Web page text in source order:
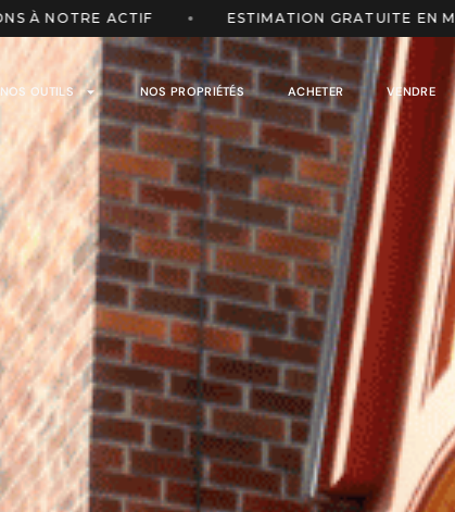
ESTIMATION GRATUITE EN MOINS DE 24 H
NOS OUTILS NOS PROPRIÉTÉS ACHETER VENDRE